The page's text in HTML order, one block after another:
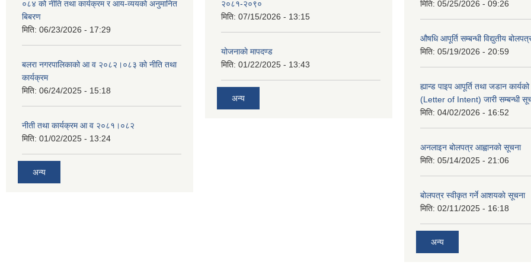
०८४ को नीति तथा कार्यक्रम र आय-व्ययको अनुमानित
बिबरण
मिति: 06/23/2026 - 17:29
बलरा नगरपालिकाको आ व २०८२।०८३ को नीति तथा
कार्यक्रम
मिति: 06/24/2025 - 15:18
नीती तथा कार्यक्रम आ व २०८१।०८२
मिति: 01/02/2025 - 13:24
अन्य
२०८१-२०९०
मिति: 07/15/2026 - 13:15
योजनाकाे मापदण्ड
मिति: 01/22/2025 - 13:43
अन्य
मिति: 05/25/2026 - 09:26
औषधि आपूर्ति सम्बन्धी विद्युतीय
मिति: 05/19/2026 - 20:59
ह्यान्ड पाइप आपूर्ति तथा जडान
(Letter of Intent) जारी सम्बन्धी
मिति: 04/02/2026 - 16:52
अनलाइन बोलपत्र आह्वानको सूचना
मिति: 05/14/2025 - 21:06
बोलपत्र स्वीकृत गर्ने आशयकाे सूचना
मिति: 02/11/2025 - 16:18
अन्य